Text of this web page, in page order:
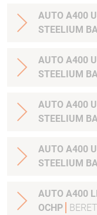
AUTO A400
STEELIUM
AUTO A400
STEELIUM
AUTO A400
STEELIUM
AUTO A400
STEELIUM
AUTO A400
OCHP